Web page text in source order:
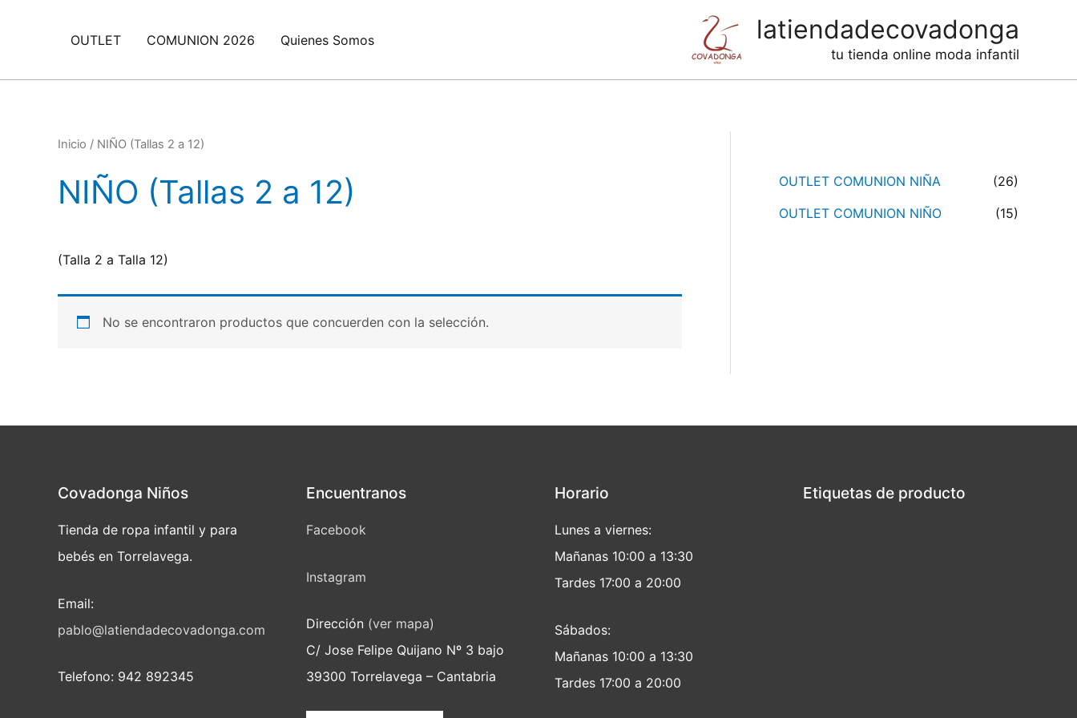
latiendadecovadonga
tu tienda online moda infantil
OUTLET COMUNION 2026 Quienes Somos
Inicio / NIÑO (Tallas 2 a 12)
NIÑO (Tallas 2 a 12)
(Talla 2 a Talla 12)
No se encontraron productos que concuerden con la selección.
OUTLET COMUNION NIÑA
(26)
OUTLET COMUNION NIÑO
(15)
Covadonga Niños
Tienda de ropa infantil y para
bebés en Torrelavega.
Email:
pablo@latiendadecovadonga.com
Telefono: 942 892345
Encuentranos
Facebook
Instagram
Dirección (ver mapa)
C/ Jose Felipe Quijano Nº 3 bajo
39300 Torrelavega – Cantabria
Horario
Lunes a viernes:
Mañanas 10:00 a 13:30
Tardes 17:00 a 20:00
Sábados:
Mañanas 10:00 a 13:30
Tardes 17:00 a 20:00
Etiquetas de producto